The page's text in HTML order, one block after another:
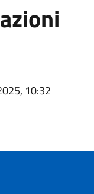
10:32